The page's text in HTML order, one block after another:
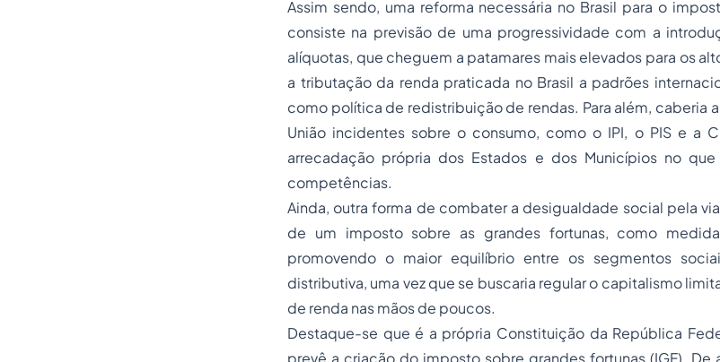
Assim sendo, uma reforma necessária no Brasil para o
consiste na previsão de uma progressividade com a
alíquotas, que cheguem a patamares mais elevados para os
a tributação da renda praticada no Brasil a padrões
como política de redistribuição de rendas. Para além, caberia
União incidentes sobre o consumo, como o IPI, o PIS e a
arrecadação própria dos Estados e dos Municípios no
competências.
Ainda, outra forma de combater a desigualdade social pela
de um imposto sobre as grandes fortunas, como
promovendo o maior equilíbrio entre os segmentos
distributiva, uma vez que se buscaria regular o capitalismo
de renda nas mãos de poucos.
Destaque-se que é a própria Constituição da República
prevê a criação do imposto sobre grandes fortunas (IGF). De